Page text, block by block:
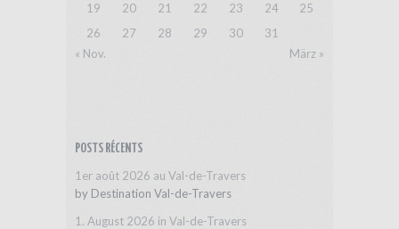
19
20 21 22 23 24
25
26
27 28 29 30
31
« Nov.
März »
POSTS RÉCENTS
1er août 2026 au Val-de-Travers
by Destination Val-de-Travers
1. August 2026 in Val-de-Travers